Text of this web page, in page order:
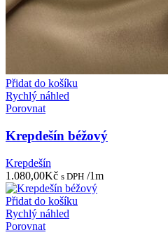
Přidat do košíku
Rychlý náhled
Porovnat
Krepdešín béžový
Krepdešín
1.080,00Kč s DPH /1m
Přidat do košíku
Rychlý náhled
Porovnat